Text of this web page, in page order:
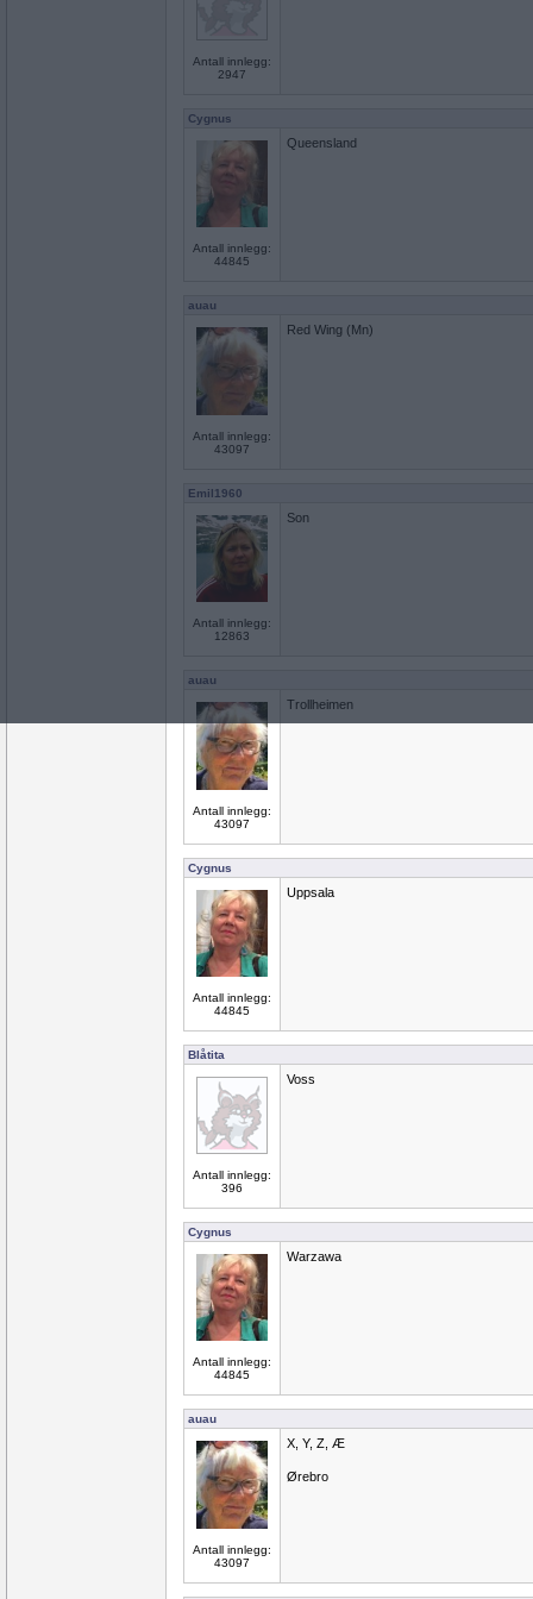
Antall innlegg:
2947
Cygnus
Antall innlegg:
44845
Queensland
auau
Antall innlegg:
43097
Red Wing (Mn)
Emil1960
Antall innlegg:
12863
Son
auau
Antall innlegg:
43097
Trollheimen
Cygnus
Antall innlegg:
44845
Uppsala
Blåtita
Antall innlegg:
396
Voss
Cygnus
Antall innlegg:
44845
Warzawa
auau
Antall innlegg:
43097
X, Y, Z, Æ
Ørebro